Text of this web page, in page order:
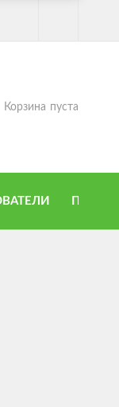
Корзина пуста